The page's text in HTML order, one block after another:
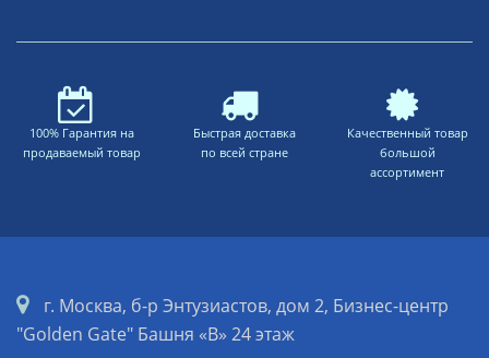
100% Гарантия на
продаваемый товар
Быстрая доставка
по всей стране
Качественный товар
большой
ассортимент
г. Москва, б-р Энтузиастов, дом 2, Бизнес-центр
"Golden Gate" Башня «B» 24 этаж